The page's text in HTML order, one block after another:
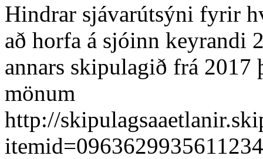
Hindrar sjávarútsýni fyrir
að horfa á sjóinn keyrandi
annars skipulagið frá 2017
mönum
http://